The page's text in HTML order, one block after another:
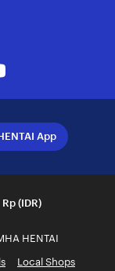
App
(IDR)
HENTAI
Local Shops